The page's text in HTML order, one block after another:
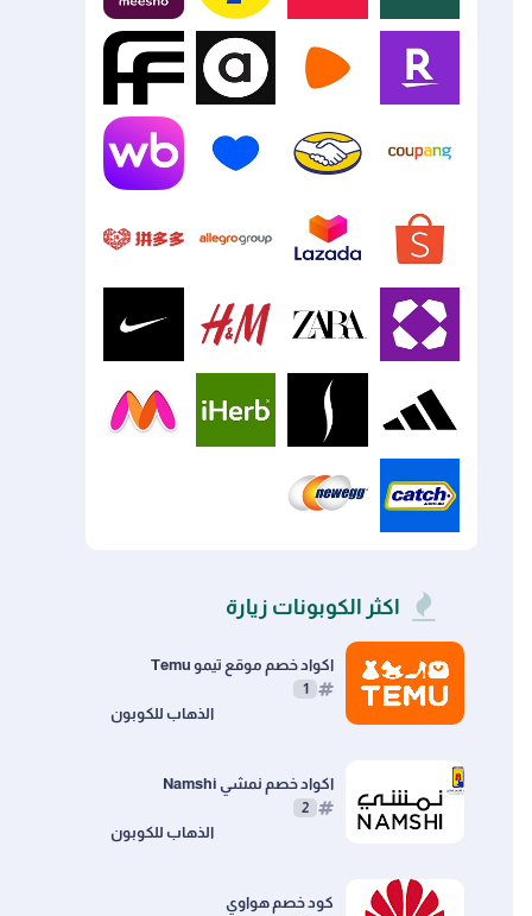
Blink
Digikala
Flipkart
Meesho
Rakuten
Zalando
ASOS
Farfetch
Coupang
Mercado
Libre
Ozon
Wildberries
Shopee
Lazada
Allegro
Pinduoduo
Wayfair
Zara
H&M
Nike
Adidas
Sephora
اكثر الكوبونات زيارة
اكواد خصم موقع تيمو Temu
1
اكواد خصم نمشي Namshi
2
كود خصم هواوي